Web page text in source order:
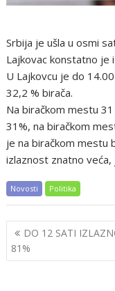
Srbija je ušla u osmi
Lajkovac konstatno je
U Lajkovcu je do
32,2 % birača.
Na biračkom mestu
31%, na biračkom
je na biračkom mestu
izlaznost znatno
Novosti Politika
Post
navigation
DO 12 SATI
81%